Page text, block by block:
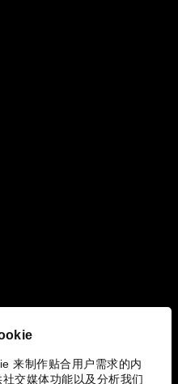
来制作贴合用户需求的内
交媒体功能以及分析我们